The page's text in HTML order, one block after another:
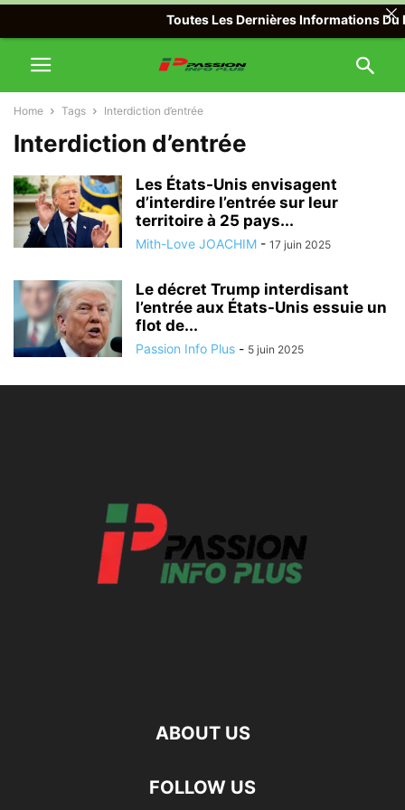
Home Tags Interdiction d’entrée
Interdiction d’entrée
Les États-Unis envisagent
d’interdire l’entrée sur leur
territoire à 25 pays...
Mith-Love JOACHIM - 17 juin 2025
Le décret Trump interdisant
l’entrée aux États-Unis essuie un
flot de...
Passion Info Plus - 5 juin 2025
ABOUT US
FOLLOW US
Toutes Les Dernières Informations